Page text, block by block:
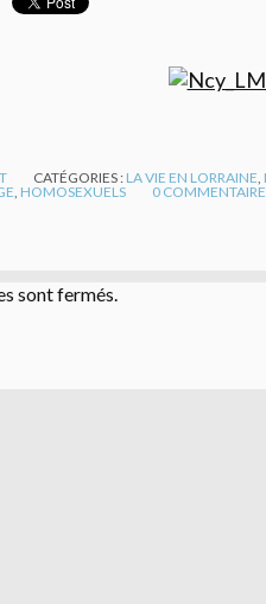
CATÉGORIES : LA VIE EN LORRAINE
HOMOSEXUELS 0 COMMENTAIRE
sont fermés.